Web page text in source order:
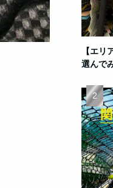
【エ
選んで